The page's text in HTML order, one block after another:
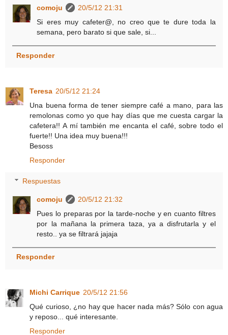
comoju
20/5/12 21:31
Si eres muy cafeter@, no creo que te dure toda la
semana, pero barato si que sale, si...
Responder
Teresa 20/5/12 21:24
Una buena forma de tener siempre café a mano, para las
remolonas como yo que hay días que me cuesta cargar la
cafetera!! A mí también me encanta el café, sobre todo el
fuerte!! Una idea muy buena!!!
Besoss
Responder
Respuestas
comoju
20/5/12 21:32
Pues lo preparas por la tarde-noche y en cuanto filtres
por la mañana la primera taza, ya a disfrutarla y el
resto.. ya se filtrará jajaja
Responder
Michi Carrique 20/5/12 21:56
Qué curioso, ¿no hay que hacer nada más? Sólo con agua
y reposo... qué interesante.
Responder